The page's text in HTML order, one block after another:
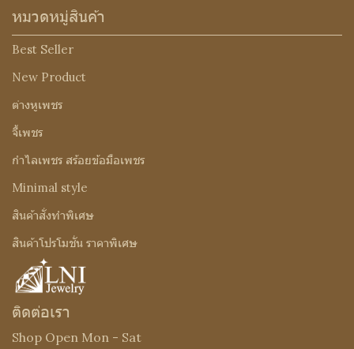
หมวดหมู่สินค้า
Best Seller
New Product
ต่างหูเพชร
จี้เพชร
กำไลเพชร สร้อยข้อมือเพชร
Minimal style
สินค้าสั่งทำพิเศษ
สินค้าโปรโมชั่น ราคาพิเศษ
ติดต่อเรา
Shop Open Mon - Sat